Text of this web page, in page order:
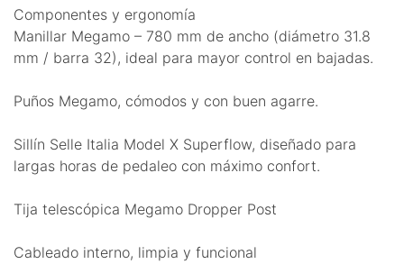
Componentes y ergonomía
Manillar Megamo – 780 mm de ancho (diámetro 31.8
mm / barra 32), ideal para mayor control en bajadas.
Puños Megamo, cómodos y con buen agarre.
Sillín Selle Italia Model X Superflow, diseñado para
largas horas de pedaleo con máximo confort.
Tija telescópica Megamo Dropper Post
Cableado interno, limpia y funcional